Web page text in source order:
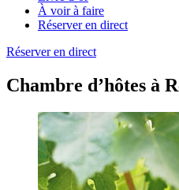
À voir à faire
Réserver en direct
Réserver en direct
Chambre d’hôtes à